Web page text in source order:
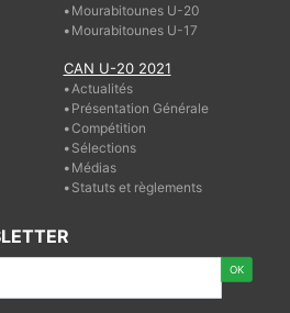
Mourabitounes U-20
Mourabitounes U-17
CAN U-20 2021
Actualités
Présentation Générale
Compétition
Sélections
Médias
Statuts et règlements